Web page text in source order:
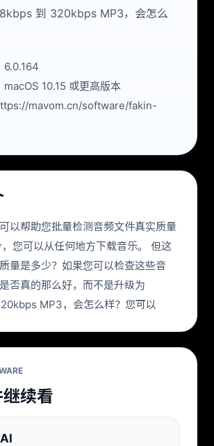
到 320kbps MP3，会怎么
6.0.164
macOS 10.15 或更高版本
mavom.cn/software/fakin-
以帮助您批量检测音频文件真实质量
您可以从任何地方下载音乐。 但这
量是多少？如果您可以检查这些音
否真的那么好，而不是升级为
MP3，会怎么样？您可以
续看